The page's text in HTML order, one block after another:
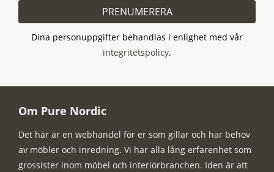
PRENUMERERA
Dina personuppgifter behandlas i enlighet med vår
integritetspolicy.
Om Pure Nordic
Det här är en webhandel för er som gillar och har behov
av möbler och inredning. Vi har alla lång erfarenhet som
grossister inom möbel och interiörbranchen. Iden är att